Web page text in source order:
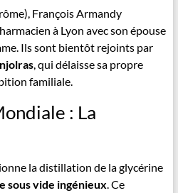
François Armandy
à Lyon avec son épouse
Ils sont bientôt rejoints par
, qui délaisse sa propre
familiale.
: La
la distillation de la glycérine
sous vide ingénieux. Ce